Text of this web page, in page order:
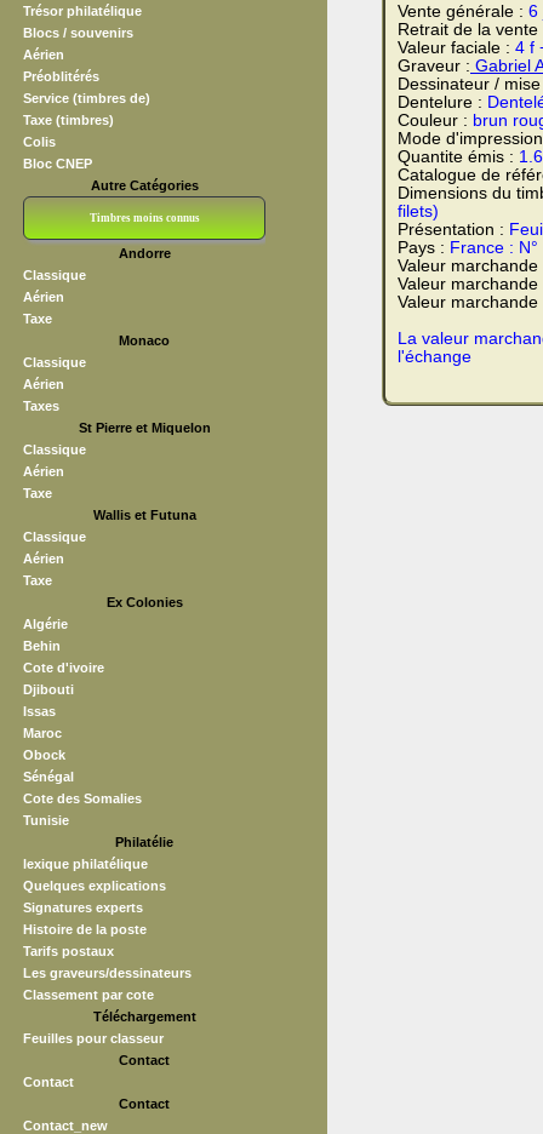
Trésor philatélique
Blocs / souvenirs
Aérien
Préoblitérés
Service (timbres de)
Taxe (timbres)
Colis
Bloc CNEP
Autre Catégories
Timbres moins connus
Andorre
Classique
Aérien
Taxe
Monaco
Classique
Aérien
Taxes
St Pierre et Miquelon
Classique
Aérien
Taxe
Wallis et Futuna
Classique
Aérien
Taxe
Ex Colonies
Algérie
Behin
Cote d'ivoire
Djibouti
Issas
Maroc
Obock
Sénégal
Cote des Somalies
Tunisie
Philatélie
lexique philatélique
Quelques explications
Signatures experts
Histoire de la poste
Tarifs postaux
Les graveurs/dessinateurs
Classement par cote
Téléchargement
Feuilles pour classeur
Contact
Contact
Contact
Contact_new
Vente générale : 6
Retrait de la
Valeur faciale : 4 f
Graveur : Gabriel
Dessinateur /
Dentelure :
Couleur : brun
Mode
Quantite émis :
Catalogue de
Dimensions du
filets)
Présentation :
Pays : France : N°
Valeur
Valeur
Valeur
La valeur
l'échange